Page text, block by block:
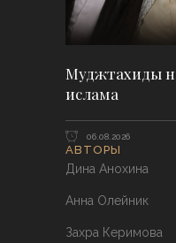
Муджтахиды
ислама
06.08.2026
АВТОРЫ
Дина Анохина
Анна Олейник
Захра Керимова